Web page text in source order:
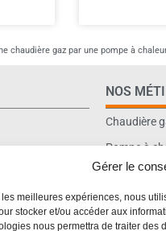
Gérer le
les meilleures expériences, nous
stocker et/ou accéder aux
nous permettra de traiter des
NOS
Chaudière
Pompe à
Salle de
Plomberie
Chantier